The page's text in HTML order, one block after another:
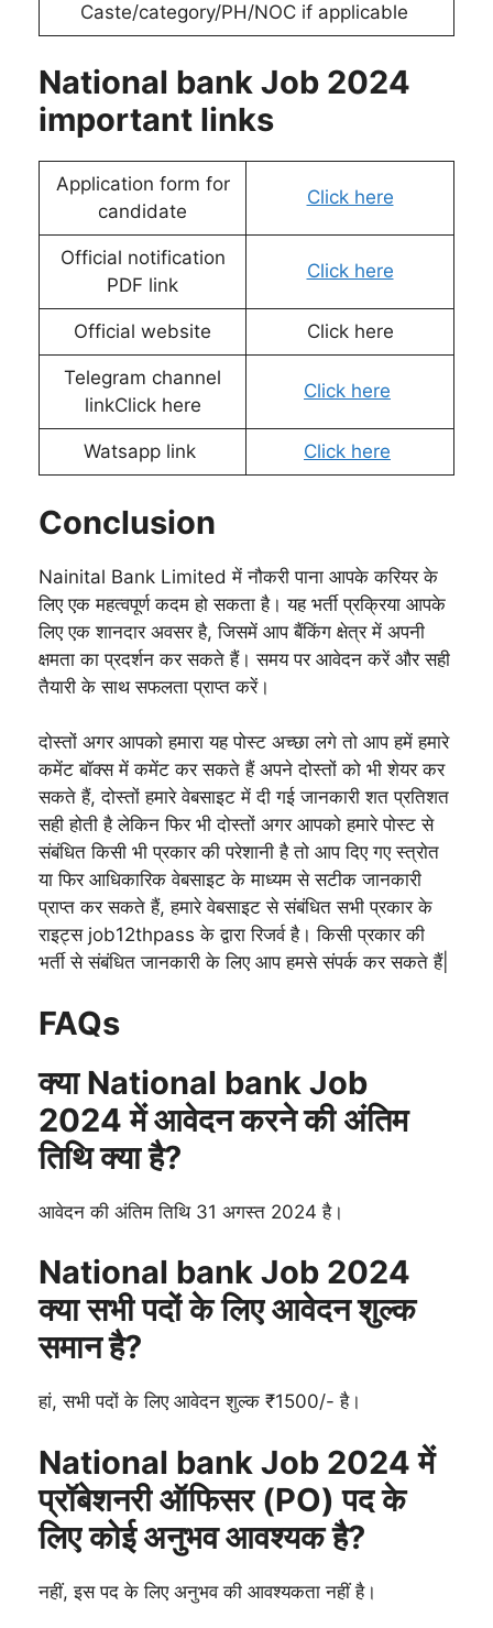
Caste/category/PH/NOC if applicable
National bank Job 2024
important links
Application form for
candidate
Click here
Official notification
PDF link
Click here
Official website Click here
Telegram channel
linkClick here
Click here
Watsapp link Click here
Conclusion
Nainital Bank Limited में नौकरी पाना आपके करियर के
लिए एक महत्वपूर्ण कदम हो सकता है। यह भर्ती प्रक्रिया आपके
लिए एक शानदार अवसर है, जिसमें आप बैंकिंग क्षेत्र में अपनी
क्षमता का प्रदर्शन कर सकते हैं। समय पर आवेदन करें और सही
तैयारी के साथ सफलता प्राप्त करें।
दोस्तों अगर आपको हमारा यह पोस्ट अच्छा लगे तो आप हमें हमारे
कमेंट बॉक्स में कमेंट कर सकते हैं अपने दोस्तों को भी शेयर कर
सकते हैं, दोस्तों हमारे वेबसाइट में दी गई जानकारी शत प्रतिशत
सही होती है लेकिन फिर भी दोस्तों अगर आपको हमारे पोस्ट से
संबंधित किसी भी प्रकार की परेशानी है तो आप दिए गए स्त्रोत
या फिर आधिकारिक वेबसाइट के माध्यम से सटीक जानकारी
प्राप्त कर सकते हैं, हमारे वेबसाइट से संबंधित सभी प्रकार के
राइट्स job12thpass के द्वारा रिजर्व है। किसी प्रकार की
भर्ती से संबंधित जानकारी के लिए आप हमसे संपर्क कर सकते हैं|
FAQs
क्या National bank Job
2024 में आवेदन करने की अंतिम
तिथि क्या है?
आवेदन की अंतिम तिथि 31 अगस्त 2024 है।
National bank Job 2024
क्या सभी पदों के लिए आवेदन शुल्क
समान है?
हां, सभी पदों के लिए आवेदन शुल्क ₹1500/- है।
National bank Job 2024 में
प्रॉबेशनरी ऑफिसर (PO) पद के
लिए कोई अनुभव आवश्यक है?
नहीं, इस पद के लिए अनुभव की आवश्यकता नहीं है।